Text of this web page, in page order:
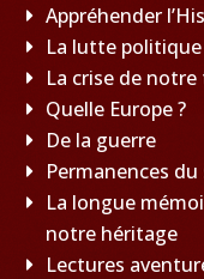
Appréhender
La lutte
La crise de notre
Quelle Europe ?
De la guerre
Permanences du
La longue
notre héritage
Lectures